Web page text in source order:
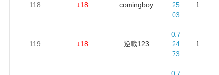
118 ↓18 comingboy
25
03
1
119 ↓18 逆戟123
0.7
24
73
1
0.7